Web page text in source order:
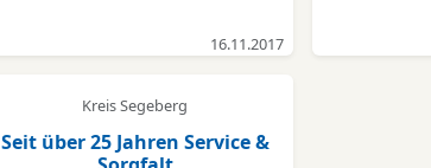
16.11.2017
Kreis Segeberg
Seit über 25 Jahren Service &